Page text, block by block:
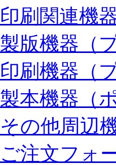
印刷関連機
製版機器（
印刷機器（
製本機器（
その他周辺
ご注文フォ